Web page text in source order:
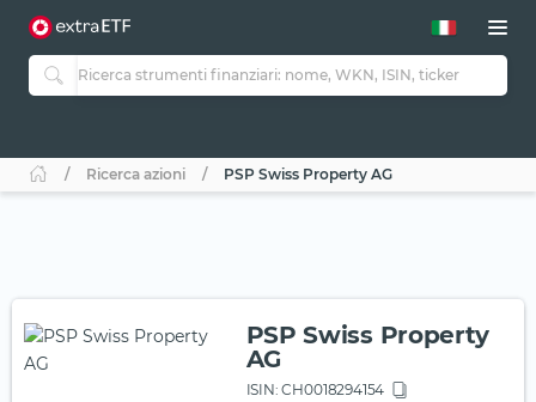
Ricerca azioni PSP Swiss Property AG
PSP Swiss Property
AG
ISIN: CH0018294154